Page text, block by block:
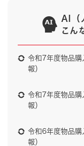
AI（
こん
令和7年度物品購
報）
令和7年度物品購
報）
令和6年度物品購
報）